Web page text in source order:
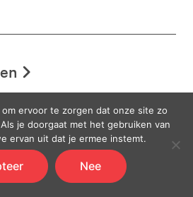
ervoor te zorgen dat onze site zo
je doorgaat met het gebruiken van
ervan uit dat je ermee instemt.
Nee